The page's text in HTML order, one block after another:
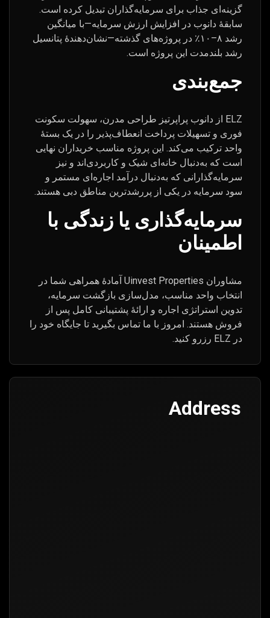
گزینه‌ای جذاب برای سرمایه‌گذاران تبدیل کرده است.
سابقهٔ دانوب در افزایش ارزش سرمایه—با میانگین
رشد ۸–۱۰٪ در پروژه‌های گذشته—نشان‌دهندهٔ پتانسیل
رشد بلندمدت این پروژه است.
جمع‌بندی
ELZ از دانوب پراپرتیز طراحی مدرن، سهولت سکونت
فوری و تسهیلات پرداخت انعطاف‌پذیر را در یک بستهٔ
واحد ترکیب می‌کند. این پروژه مناسب خریداران نهایی
است که به‌دنبال خانه‌ای شیک و کاربردی‌اند و نیز
سرمایه‌گذارانی که به‌دنبال درآمد اجاره‌ای مستمر و
سود سرمایه در یکی از پررشدترین مناطق دبی هستند.
سرمایه‌گذاری یا زندگی با
اطمینان
مشاوران Uinvest Properties آمادهٔ همراهی شما در
انتخاب واحد مناسب، مدل‌سازی بازگشت سرمایه،
تدوین استراتژی اجاره و ارائهٔ پشتیبانی کامل پس از
فروش هستند. امروز با ما تماس بگیرید تا جایگاه خود را
در ELZ رزرو کنید.
Address